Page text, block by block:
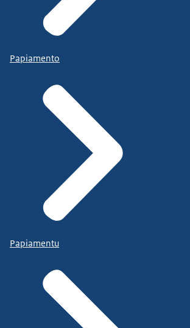
Papiamento
Papiamentu